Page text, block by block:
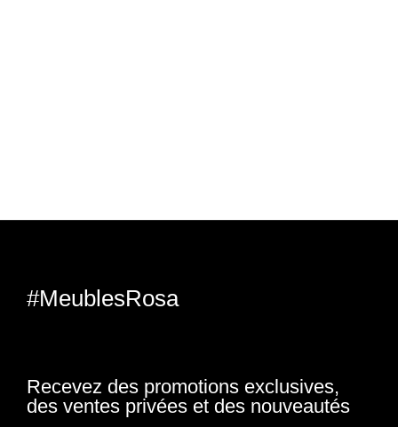
#MeublesRosa
Recevez des promotions exclusives,
des ventes privées et des nouveautés